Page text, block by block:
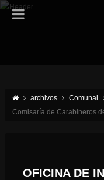
archivos Comunal
Comisaría de Carabineros
OFICINA DE